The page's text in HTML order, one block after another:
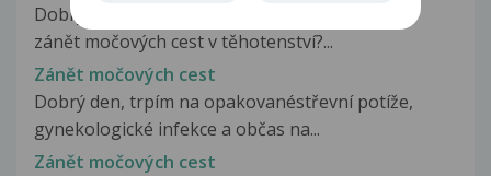
Dobrý den, lze z klasického testu z moči zjistit
zánět močových cest v těhotenství?...
Zánět močových cest
Dobrý den, trpím na opakovanéstřevní potíže,
gynekologické infekce a občas na...
Zánět močových cest